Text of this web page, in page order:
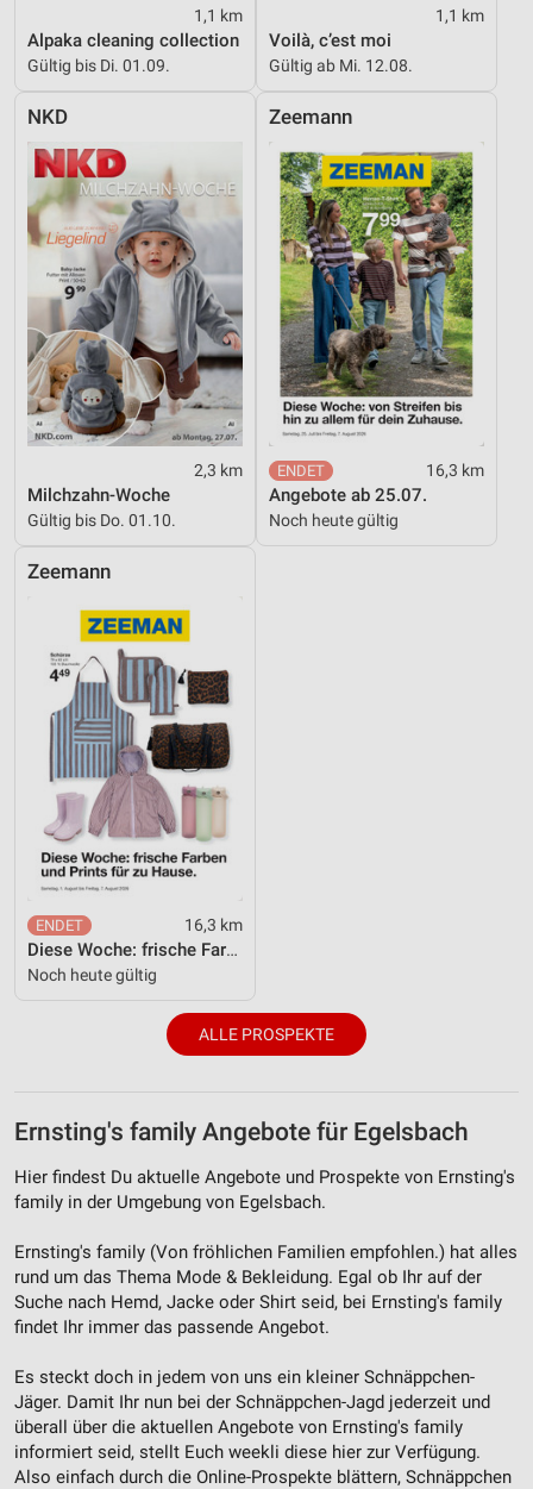
1,1 km
Alpaka cleaning collection
Gültig bis Di. 01.09.
1,1 km
Voilà, c’est moi
Gültig ab Mi. 12.08.
NKD
2,3 km
Milchzahn-Woche
Gültig bis Do. 01.10.
Zeemann
16,3 km
Angebote ab 25.07.
Noch heute gültig
Zeemann
16,3 km
Diese Woche: frische Farben und Prints für zu Hause.
Noch heute gültig
ALLE PROSPEKTE
Ernsting's family Angebote für Egelsbach
Hier findest Du aktuelle Angebote und Prospekte von Ernsting's
family in der Umgebung von Egelsbach.
Ernsting's family (Von fröhlichen Familien empfohlen.) hat alles
rund um das Thema Mode & Bekleidung. Egal ob Ihr auf der
Suche nach Hemd, Jacke oder Shirt seid, bei Ernsting's family
findet Ihr immer das passende Angebot.
Es steckt doch in jedem von uns ein kleiner Schnäppchen-
Jäger. Damit Ihr nun bei der Schnäppchen-Jagd jederzeit und
überall über die aktuellen Angebote von Ernsting's family
informiert seid, stellt Euch weekli diese hier zur Verfügung.
Also einfach durch die Online-Prospekte blättern, Schnäppchen
Messung der Werbeleistung
Analyse von Zielgruppen durch Statistiken oder
Kombinationen von Daten aus verschiedenen
Quellen
Entwicklung und Verbesserung der Angebote
Verwendung reduzierter Daten zur Auswahl von
Inhalten
IAB-Besonderheiten:
Verwendung genauer Standortdaten
Geräte anhand von aktiv angeforderten
Informationen identifizieren
Nicht-IAB-Verarbeitungszwecke:
Notwendig
Performance
Funktional
Werbung